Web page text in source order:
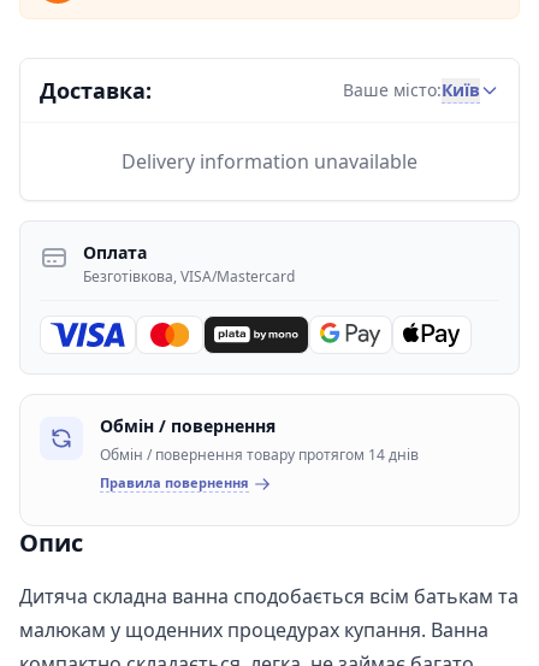
Опис
Дитяча складна ванна сподобається всім батькам та
малюкам у щоденних процедурах купання. Ванна
Доставка: Ваше місто:Київ
Delivery information unavailable
Оплата
Безготівкова, VISA/Mastercard
Обмін / повернення
Обмін / повернення товару протягом 14 днів
Правила повернення